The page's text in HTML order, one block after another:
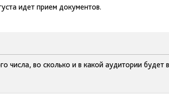
идет прием документов.
числа, во сколько и в какой аудитории будет